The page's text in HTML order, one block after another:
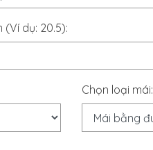
(Ví dụ: 20.5):
Chọn loại mái: